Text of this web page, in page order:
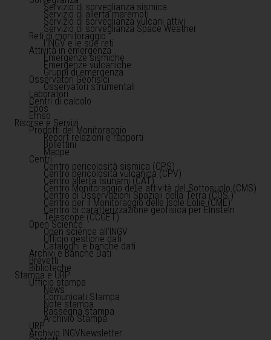
Servizio di sorveglianza sismica
Servizio di allerta maremoti
Servizio di sorveglianza vulcani attivi
Servizio di sorveglianza Space Weather
Reti di monitoraggio
l'INGV e le sue reti
Attività in emergenza
Emergenze sismiche
Emergenze vulcaniche
Gruppi di emergenza
Osservatori Geofisici
Osservatori strumentali
Laboratori
Centri di calcolo
Epos
Emso
Risorse e Servizi
Prodotti del Monitoraggio
Report relazioni e rapporti
Bollettini
Mappe
Centri
Centro pericolosità sismica (CPS)
Centro pericolosità vulcanica (CPV)
Centro allerta tsunami (CAT)
Centro Monitoraggio delle attività del Sottosuolo (CMS)
Centro di Osservazioni Spaziali della Terra (COS )
Centro per il Monitoraggio delle Isole Eolie (CME)
Centro di caratterizzazione geofisica per Einstein
Telescope (CCGET)
Open Science
Open science all'INGV
Ufficio gestione dati
Cataloghi e banche dati
Archivi e Banche Dati
Brevetti
Biblioteche
Stampa e URP
Ufficio stampa
News
Comunicati Stampa
Note stampa
Rassegna stampa
Archivio Stampa
URP
Archivio INGVNewsletter